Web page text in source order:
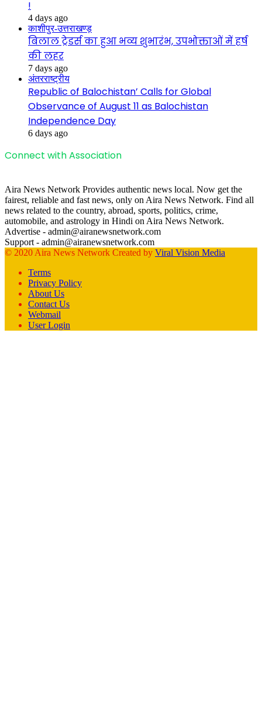
!
4 days ago
काशीपुर-उत्तराखण्ड़
बिलाल ट्रेडर्स का हुआ भव्य शुभारंभ, उपभोक्ताओं में हर्ष
की लहर
7 days ago
अंतरराष्ट्रीय
Republic of Balochistan’ Calls for Global
Observance of August 11 as Balochistan
Independence Day
6 days ago
Connect with Association
Aira News Network Provides authentic news local. Now get the
fairest, reliable and fast news, only on Aira News Network. Find all
news related to the country, abroad, sports, politics, crime,
automobile, and astrology in Hindi on Aira News Network.
Advertise - admin@airanewsnetwork.com
Support - admin@airanewsnetwork.com
© 2020 Aira News Network Created by Viral Vision Media
Terms
Privacy Policy
About Us
Contact Us
Webmail
User Login